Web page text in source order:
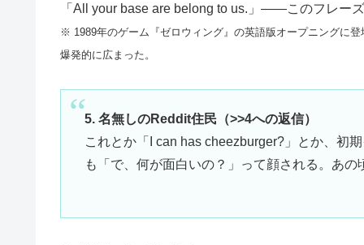
「All your base are belong to us.」——このフレー
※ 1989年のゲーム『ゼロウィング』の英語版オープニングに
爆発的に広まった。
5. 名無しのReddit住民（>>4への返信）
これとか「I can has cheezburger?」とか、初
も「で、何が面白いの？」って顔される。あ